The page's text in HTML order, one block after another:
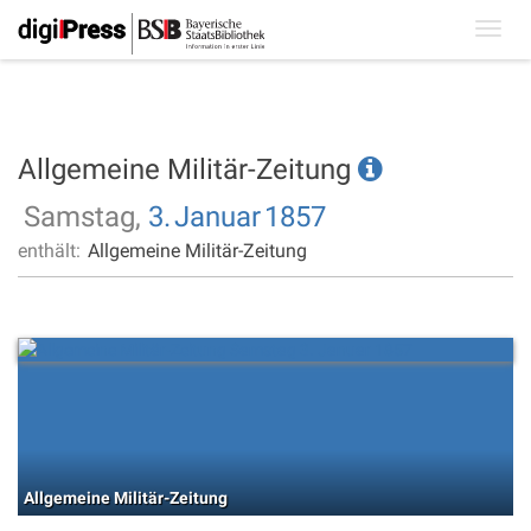
Allgemeine Militär-Zeitung
Samstag, 3.Januar1857
enthält: Allgemeine Militär-Zeitung
Allgemeine Militär-Zeitung